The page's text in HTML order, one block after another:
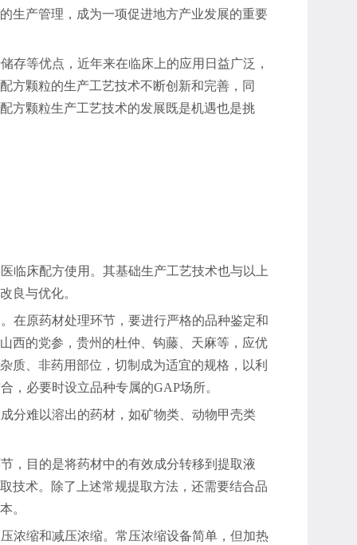
生产管理，成为一项促进地方产业发展的重要
存等优点，近年来在临床上的应用日益广泛，
方颗粒的生产工艺技术不断创新和完善，同
方颗粒生产工艺技术的发展既是机遇也是挑
临床配方使用。其基础生产工艺技术也与以上
良与优化。
在原药材处理环节，要进行严格的品种鉴定和
西的党参，贵州的杜仲、钩藤、天麻等，应优
质、非药用部位，切制成为适宜的规格，以利
，必要时设立品种专属的GAP场所。
分难以溶出的药材，如矿物类、动物甲壳类
，目的是将药材中的有效成分转移到提取液
技术。除了上述常规提取方法，还需要结合品
。
浓缩和减压浓缩。常压浓缩设备简单，但加热